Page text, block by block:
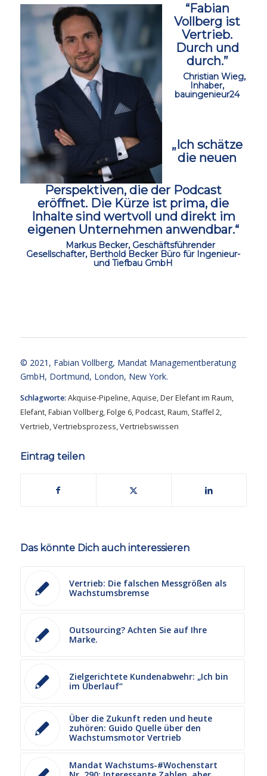
“Fabian
Vollberg ist
Vertrieb.
Durch und
durch.”
Christian Wieg,
Inhaber,
bauingenieur24
„Ich schätze
die neuen
Perspektiven, die der Podcast
eröffnet. Die Kürze ist prima, die
Inhalte sind wertvoll und direkt im
eigenen Unternehmen anwendbar.“
Markus Becker, Geschäftsführender
Gesellschafter, Berthold Becker Büro für Ingenieur-
und Tiefbau GmbH
© 2021, Fabian Vollberg, Mandat Managementberatung
GmbH, Dortmund, London, New York.
Schlagworte: Akquise-Pipeline,Aquise,Der Elefant im Raum,
Elefant,Fabian Vollberg,Folge 6,Podcast,Raum, Staffel 2,
Vertrieb,Vertriebsprozess,Vertriebswissen
Eintrag teilen
Das könnte Dich auch interessieren
Vertrieb: Die falschen Messgrößen als
Wachstumsbremse
Outsourcing? Achten Sie auf Ihre
Marke.
Zielgerichtete Kundenabwehr: „Ich bin
im Überlauf“
Über die Zukunft reden und heute
zuhören: Guido Quelle über den
Wachstumsmotor Vertrieb
Mandat Wachstums-#Wochenstart